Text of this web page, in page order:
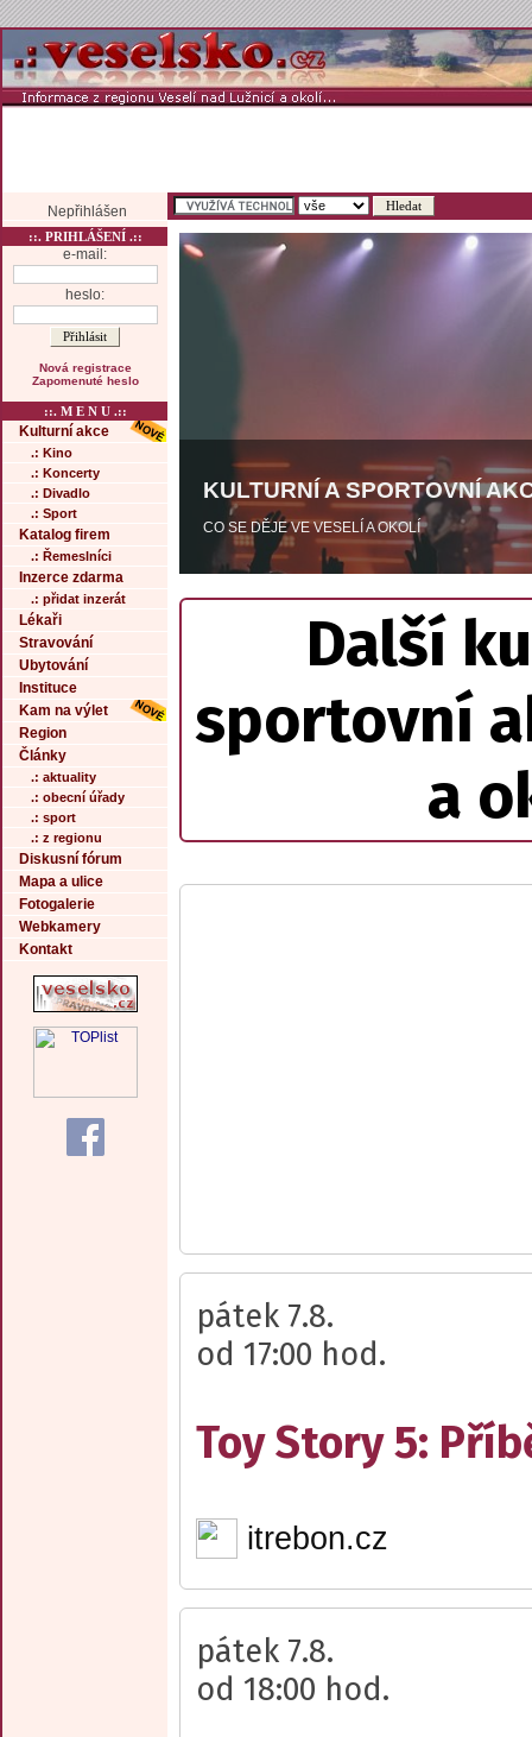
Nepřihlášen
::. PRIHLÁŠENÍ .::
e-mail:
heslo:
Nová registrace
Zapomenuté heslo
::. M E N U .::
Kulturní akce
.: Kino
.: Koncerty
.: Divadlo
.: Sport
Katalog firem
.: Řemeslníci
Inzerce zdarma
.: přidat inzerát
Lékaři
Stravování
Ubytování
Instituce
Kam na výlet
Region
Články
.: aktuality
.: obecní úřady
.: sport
.: z regionu
Diskusní fórum
Mapa a ulice
Fotogalerie
Webkamery
Kontakt
KULTURNÍ A SPORTOVNÍ
CO SE DĚJE VE VESELÍ A OKOLÍ
Další
sportovní
a
pátek 7.8.
od 17:00 hod.
Toy Story 5:
itrebon.cz
pátek 7.8.
od 18:00 hod.